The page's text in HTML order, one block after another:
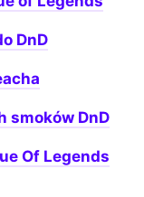
DnD
smoków DnD
Of Legends